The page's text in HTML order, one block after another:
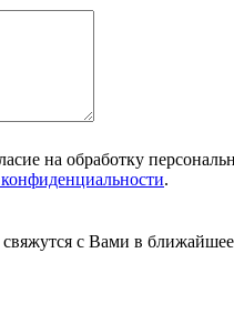
на обработку
.
с Вами в